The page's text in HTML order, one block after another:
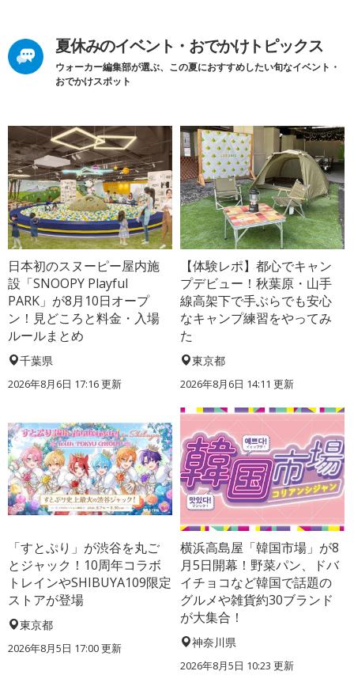
夏休みのイベント・おでかけトピックス
ウォーカー編集部が選ぶ、この夏におすすめしたい旬なイベント・
おでかけスポット
日本初のスヌーピー屋内施
設「SNOOPY Playful
PARK」が8月10日オープ
ン！見どころと料金・入場
ルールまとめ
千葉県
2026年8月6日 17:16更新
【体験レポ】都心でキャン
プデビュー！秋葉原・山手
線高架下で手ぶらでも安心
なキャンプ練習をやってみ
た
東京都
2026年8月6日 14:11 更新
「すとぷり」が渋谷を丸ご
とジャック！10周年コラボ
トレインやSHIBUYA109限定
ストアが登場
東京都
2026年8月5日 17:00更新
横浜高島屋「韓国市場」が8
月5日開幕！野菜パン、ドバ
イチョコなど韓国で話題の
グルメや雑貨約30ブランド
が大集合！
神奈川県
2026年8月5日 10:23 更新